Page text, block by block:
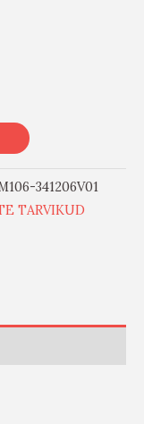
341206V01
TARVIKUD